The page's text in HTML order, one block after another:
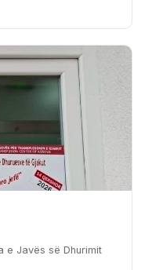
e Javës së Dhurimit